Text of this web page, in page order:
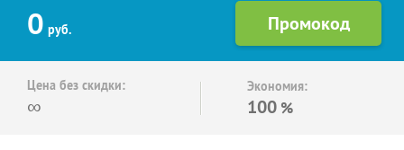
0 руб.
Цена без скидки:
∞
Экономия:
100 %